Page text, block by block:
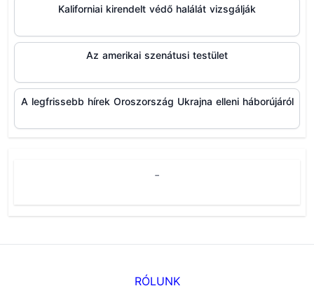
Kaliforniai kirendelt védő halálát vizsgálják
Az amerikai szenátusi testület
A legfrissebb hírek Oroszország Ukrajna elleni háborújáról
-
RÓLUNK